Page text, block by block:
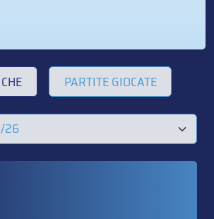
PARTITE GIOCATE